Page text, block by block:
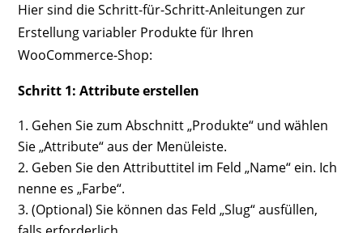
Hier sind die Schritt-für-Schritt-Anleitungen zur
Erstellung variabler Produkte für Ihren
WooCommerce-Shop:
Schritt 1: Attribute erstellen
Gehen Sie zum Abschnitt „Produkte“ und wählen
Sie „Attribute“ aus der Menüleiste.
Geben Sie den Attributtitel im Feld „Name“ ein. Ich
nenne es „Farbe“.
(Optional) Sie können das Feld „Slug“ ausfüllen,